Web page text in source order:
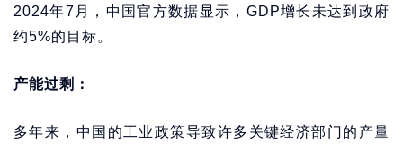
2024年7月，中国官方数据显示，GDP增长未达到政府
约5%的目标。
产能过剩：
多年来，中国的工业政策导致许多关键经济部门的产量